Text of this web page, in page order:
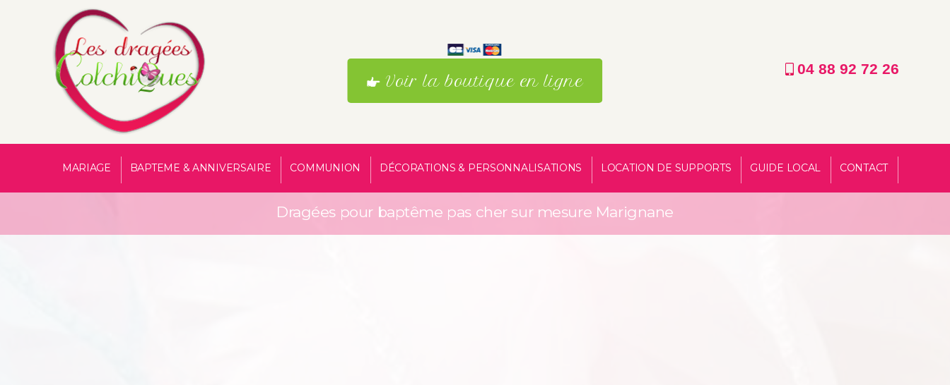
Voir la boutique en ligne
04 88 92 72 26
MARIAGE BAPTEME & ANNIVERSAIRE COMMUNION DÉCORATIONS & PERSONNALISATIONS LOCATION DE SUPPORTS GUIDE LOCAL CONTACT
Dragées pour baptême pas cher sur mesure Marignane